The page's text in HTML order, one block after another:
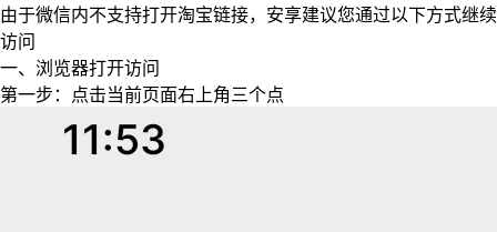
由于微信内不支持打开淘宝链接，安享建议您通过以下方式继续
访问
一、浏览器打开访问
第一步：点击当前页面右上角三个点